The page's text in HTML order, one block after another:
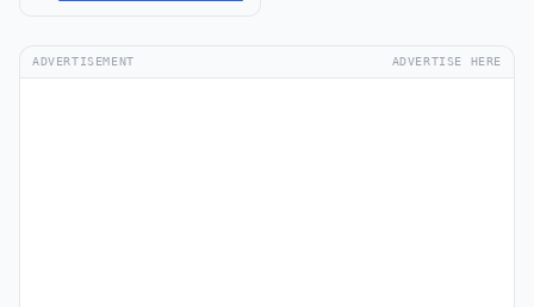
ADVERTISEMENT ADVERTISE HERE